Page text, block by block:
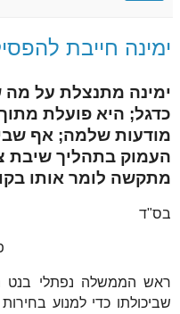
ימינה חייבת
ימינה מתנצלת על מה
כדגל; היא פועלת
מודעות שלמה; אף
העמוק בתהליך שיבת
מתקשה לומר אותו
בס"ד
ראש הממשלה נפתלי בנט
שביכולתו כדי למנוע